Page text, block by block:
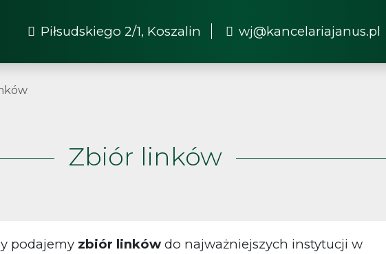
Piłsudskiego 2/1, Koszalin wj@kancelariajanus.pl
Zbiór linków
podajemy zbiór linków do najważniejszych instytucji w